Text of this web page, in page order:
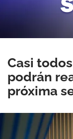
Casi
podrán
próxima